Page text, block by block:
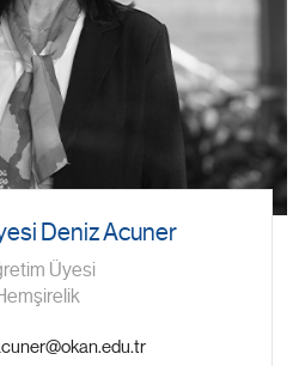
Deniz Acuner
Üyesi